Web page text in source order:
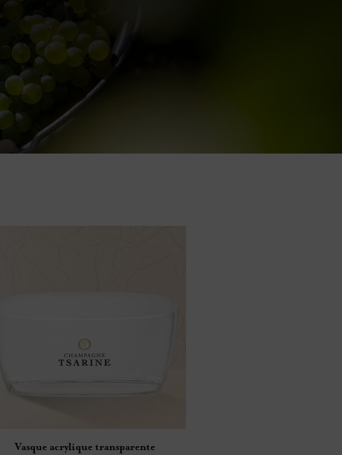
Vasque acrylique transparente